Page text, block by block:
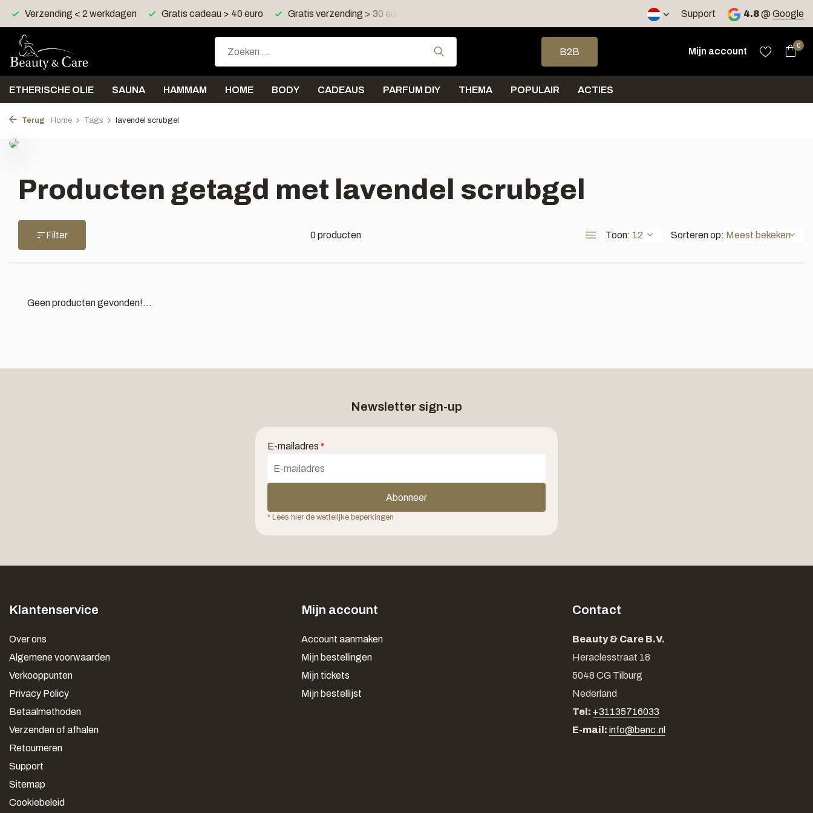
Verzending < 2 werkdagen Gratis cadeau > 40 euro Gratis verzending > 30 euro in NL en BE Support 4.8@ Google
Gebruik de pijltjes op en neer om een beschikbaar resultaat te selecteren. Druk
B2B
Mijn account
0
ETHERISCHE OLIE SAUNA HAMMAM HOME BODY CADEAUS PARFUM DIY THEMA POPULAIR ACTIES
Terug Home Tags lavendel scrubgel
Producten getagd met lavendel scrubgel
Filter 0 producten Toon: Sorteren op:
Geen producten gevonden!...
Newsletter sign-up
E-mailadres *
Abonneer
* Lees hier de wettelijke beperkingen
Klantenservice
Over ons
Algemene voorwaarden
Verkooppunten
Privacy Policy
Betaalmethoden
Verzenden of afhalen
Retourneren
Support
Sitemap
Cookiebeleid
Mijn account
Account aanmaken
Mijn bestellingen
Mijn tickets
Mijn bestellijst
Contact
Beauty & Care B.V.
Heraclesstraat 18
5048 CG Tilburg
Nederland
Tel: +31135716033
E-mail: info@benc.nl